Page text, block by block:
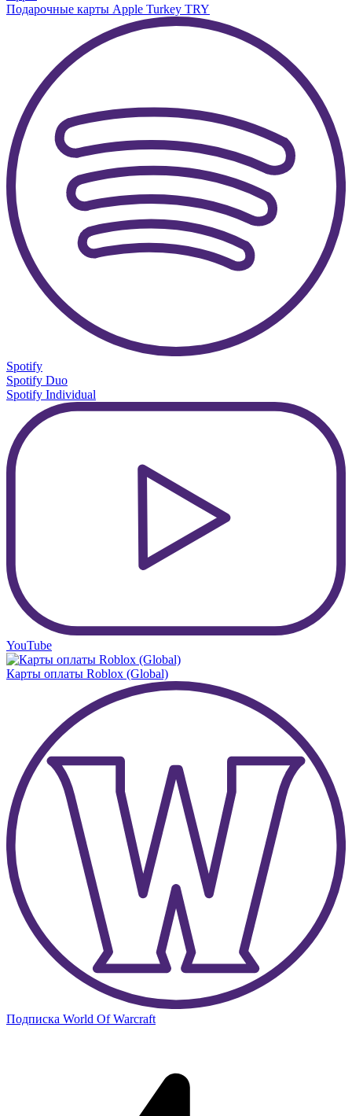
Подарочные карты Apple Turkey TRY
Spotify
Spotify Duo
Spotify Individual
YouTube
Карты оплаты Roblox (Global)
Подписка World Of Warcraft